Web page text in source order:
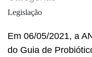
Legislação
Em 06/05/2021, a
do Guia de